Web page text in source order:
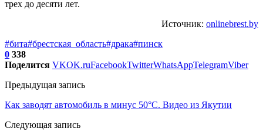
трех до десяти лет.
Источник: onlinebrest.by
#бита#брестская_область#драка#пинск
0 338
Поделится VKOK.ruFacebookTwitterWhatsAppTelegramViber
Предыдущая запись
Как заводят автомобиль в минус 50°C. Видео из Якутии
Следующая запись